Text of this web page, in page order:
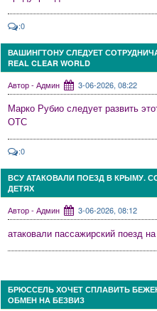
:0
ВАШИНГТОНУ СЛЕДУЕТ
REAL CLEAR WORLD
Автор - Админ 3-06-2026, 08:22
Марко Рубио следует развить
ОТС
:0
ВСУ АТАКОВАЛИ ПОЕЗД В КРЫМУ.
ДЕТЯХ
Автор - Админ 3-06-2026, 08:12
атаковали пассажирский поезд
БРЮССЕЛЬ ХОЧЕТ СПЛАВИТЬ
ОБМЕН НА БЕЗВИЗ